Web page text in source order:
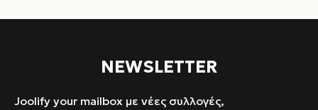
NEWSLETTER
Joolify your mailbox με νέες συλλογές,